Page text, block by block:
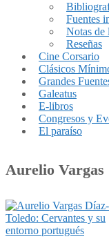
Fuentes
Notas de
Reseñas
Cine Corsario
Clásicos
Grandes
Galeatus
E-libros
Congresos y
El paraíso
Aurelio Vargas